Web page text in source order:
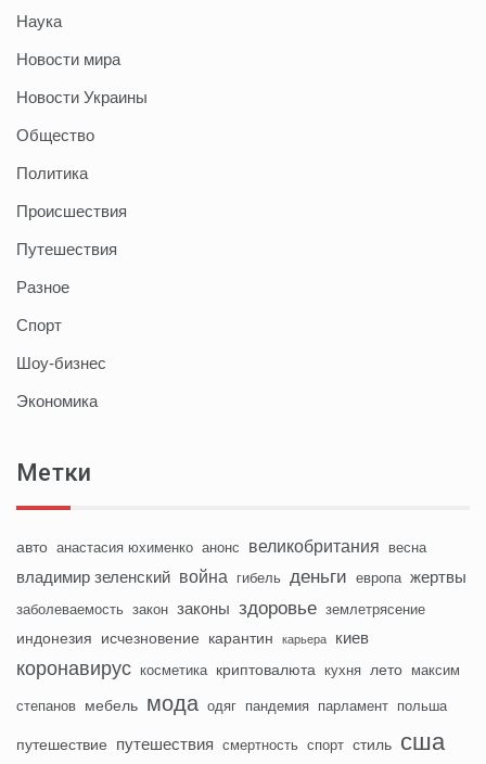
Наука
Новости мира
Новости Украины
Общество
Политика
Происшествия
Путешествия
Разное
Спорт
Шоу-бизнес
Экономика
Метки
авто анастасия юхименко анонс великобритания весна
владимир зеленский война гибель деньги европа жертвы
заболеваемость закон законы здоровье землетрясение
индонезия исчезновение карантин карьера киев
коронавирус косметика криптовалюта кухня лето максим
степанов мебель мода одяг пандемия парламент польша
путешествие путешествия смертность спорт стиль сша